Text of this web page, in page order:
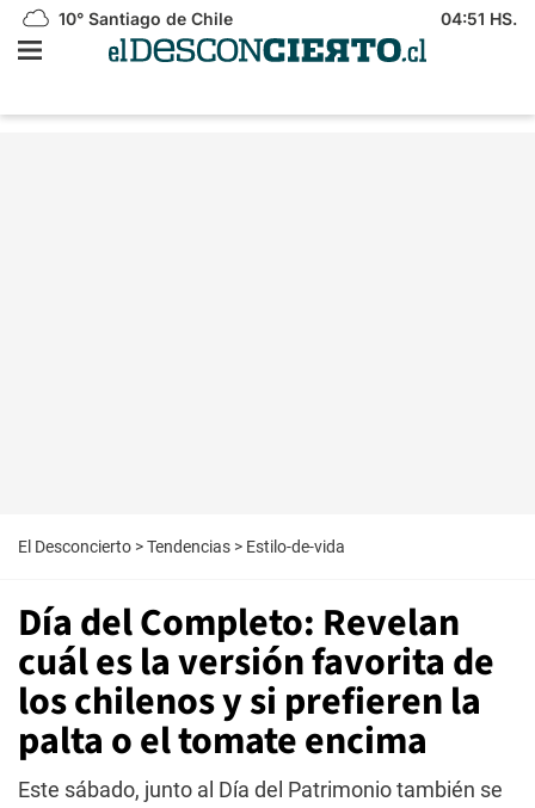
10° Santiago de Chile 04:51 HS.
El Desconcierto >Tendencias > Estilo-de-vida
Día del Completo: Revelan
cuál es la versión favorita de
los chilenos y si prefieren la
palta o el tomate encima
Este sábado, junto al Día del Patrimonio también se